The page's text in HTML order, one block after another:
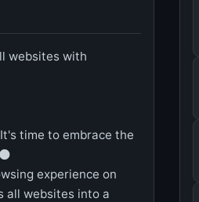
websites with
time to embrace the
experience on
all websites into a